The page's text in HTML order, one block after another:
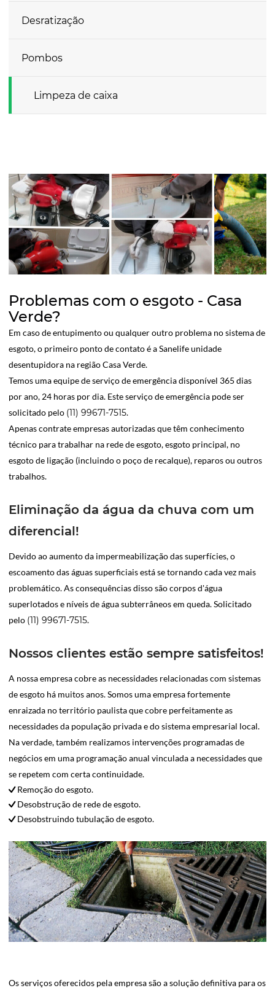
Desratização
Pombos
Limpeza de caixa
Problemas com o esgoto - Casa
Verde?
Em caso de entupimento ou qualquer outro problema no sistema de
esgoto, o primeiro ponto de contato é a Sanelife unidade
desentupidora na região Casa Verde.
Temos uma equipe de serviço de emergência disponível 365 dias
por ano, 24 horas por dia. Este serviço de emergência pode ser
solicitado pelo (11) 99671-7515.
Apenas contrate empresas autorizadas que têm conhecimento
técnico para trabalhar na rede de esgoto, esgoto principal, no
esgoto de ligação (incluindo o poço de recalque), reparos ou outros
trabalhos.
Eliminação da água da chuva com um
diferencial!
Devido ao aumento da impermeabilização das superfícies, o
escoamento das águas superficiais está se tornando cada vez mais
problemático. As consequências disso são corpos d'água
superlotados e níveis de água subterrâneos em queda. Solicitado
pelo (11) 99671-7515.
Nossos clientes estão sempre satisfeitos!
A nossa empresa cobre as necessidades relacionadas com sistemas
de esgoto há muitos anos. Somos uma empresa fortemente
enraizada no território paulista que cobre perfeitamente as
necessidades da população privada e do sistema empresarial local.
Na verdade, também realizamos intervenções programadas de
negócios em uma programação anual vinculada a necessidades que
se repetem com certa continuidade.
Remoção do esgoto.
Desobstrução de rede de esgoto.
Desobstruindo tubulação de esgoto.
Os serviços oferecidos pela empresa são a solução definitiva para os